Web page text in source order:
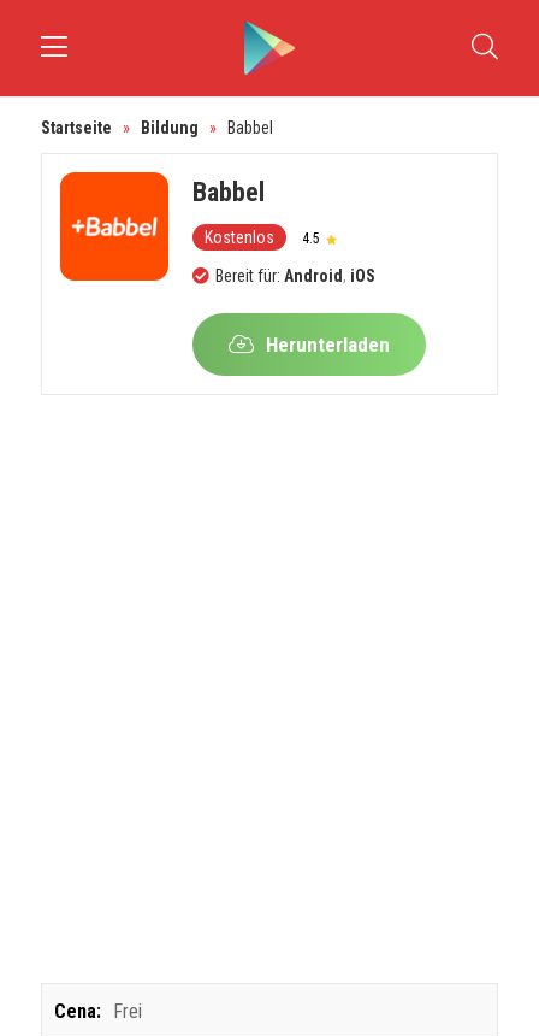
Startseite » Bildung » Babbel
Babbel
Kostenlos 4.5
Bereit für: Android , iOS
Herunterladen
Cena: Frei